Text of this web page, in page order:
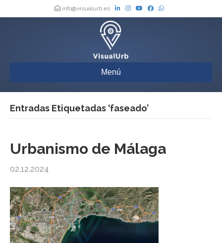
info@visualurb.es
Menú
Entradas Etiquetadas ‘faseado’
Urbanismo de Málaga
02.12.2024